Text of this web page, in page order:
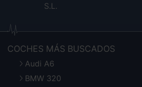
S.L.
COCHES MÁS BUSCADOS
Audi A6
BMW 320